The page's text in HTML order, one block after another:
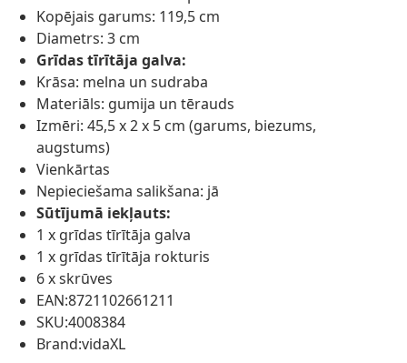
Kopējais garums: 119,5 cm
Diametrs: 3 cm
Grīdas tīrītāja galva:
Krāsa: melna un sudraba
Materiāls: gumija un tērauds
Izmēri: 45,5 x 2 x 5 cm (garums, biezums,
augstums)
Vienkārtas
Nepieciešama salikšana: jā
Sūtījumā iekļauts:
1 x grīdas tīrītāja galva
1 x grīdas tīrītāja rokturis
6 x skrūves
EAN:8721102661211
SKU:4008384
Brand:vidaXL